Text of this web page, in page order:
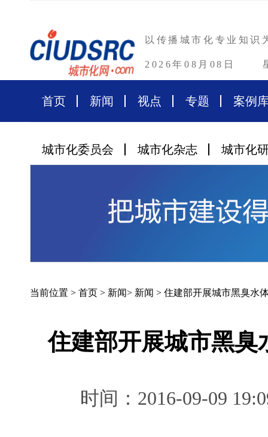
以传播城市化专业知识
2026年08月08日
首页 新闻 视点 专题 案例
城市化委员会 城市化杂志 城市化
当前位置 > 首页 > 新闻> 新闻 > 住建部开展城市黑臭水
住建部开展城市黑臭
时间：2016-09-09